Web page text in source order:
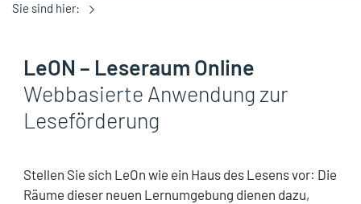
Sie sind hier:
LeON – Leseraum Online
Webbasierte Anwendung zur
Leseförderung
Stellen Sie sich LeOn wie ein Haus des Lesens vor: Die
Räume dieser neuen Lernumgebung dienen dazu,